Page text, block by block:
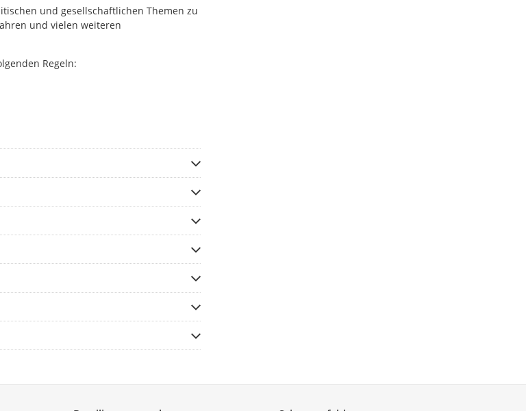
und gesellschaftlichen Themen zu
und vielen weiteren
Regeln: